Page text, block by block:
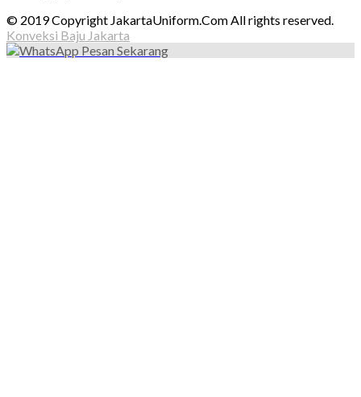
© 2019 Copyright JakartaUniform.Com All rights reserved.
Konveksi Baju Jakarta
Pesan Sekarang